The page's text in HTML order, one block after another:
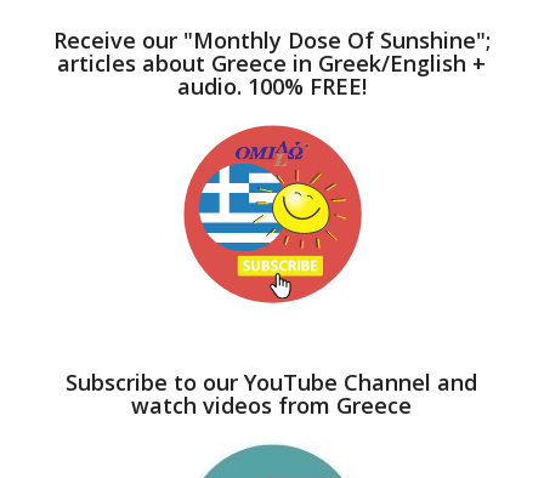
Receive our "Monthly Dose Of Sunshine";
articles about Greece in Greek/English +
audio. 100% FREE!
Subscribe to our YouTube Channel and
watch videos from Greece